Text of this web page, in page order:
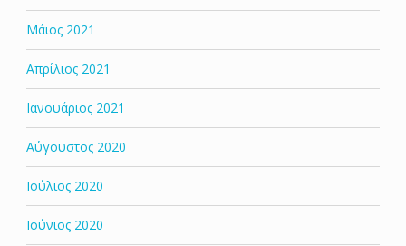
Μάιος 2021
Απρίλιος 2021
Ιανουάριος 2021
Αύγουστος 2020
Ιούλιος 2020
Ιούνιος 2020